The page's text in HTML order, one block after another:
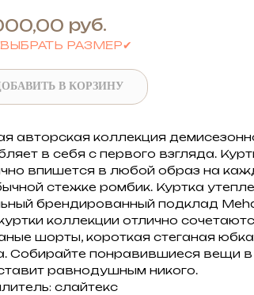
руб.
РАЗМЕР✔
В КОРЗИНУ
авторская коллекция
в себя с первого взгляда.
впишется в любой образ на
стежке ромбик. Куртка
брендированный подклад
коллекции отлично
шорты, короткая стеганая
Собирайте понравившиеся вещи в
равнодушным никого.
слайтекс